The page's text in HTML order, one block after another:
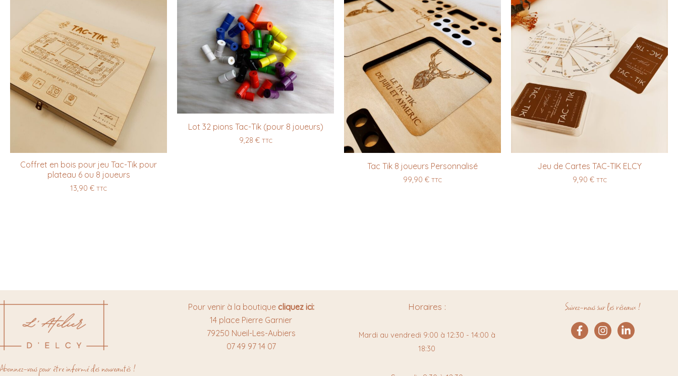
Coffret en bois pour jeu Tac-Tik pour
plateau 6 ou 8 joueurs
13,90 € TTC
Lot 32 pions Tac-Tik (pour 8 joueurs)
9,28 € TTC
Tac Tik 8 joueurs Personnalisé
99,90 € TTC
Jeu de Cartes TAC-TIK ELCY
9,90 € TTC
Abonnez-vous pour être informé des nouveautés !
Pour venir à la boutique cliquez ici:
14 place Pierre Garnier
79250 Nueil-Les-Aubiers
07 49 97 14 07
Horaires :
Mardi au vendredi 9:00 à 12:30 - 14:00 à
18:30
Suivez-nous sur les réseaux !